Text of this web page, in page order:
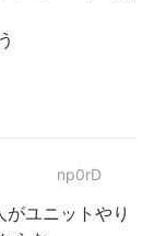
np0rD
ユニットやり